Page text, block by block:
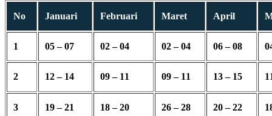
No Januari Februari Maret April
1 05 – 07 02 – 04 02 – 04 06 – 08
2 12 – 14 09 – 11 09 – 11 13 – 15
3 19 – 21 18 – 20 26 – 28 20 – 22